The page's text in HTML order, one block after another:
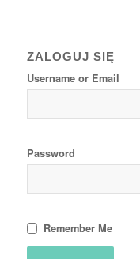
ZALOGUJ SIĘ
Username or Email
Password
Remember Me